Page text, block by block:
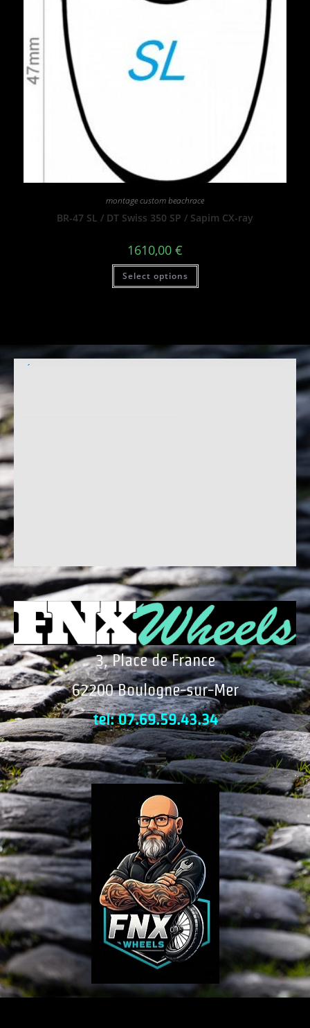
montage custom beachrace
BR-47 SL / DT Swiss 350 SP / Sapim CX-ray
1610,00 €
Select options
3, Place de France
62200 Boulogne-sur-Mer
tel: 07.69.59.43.34